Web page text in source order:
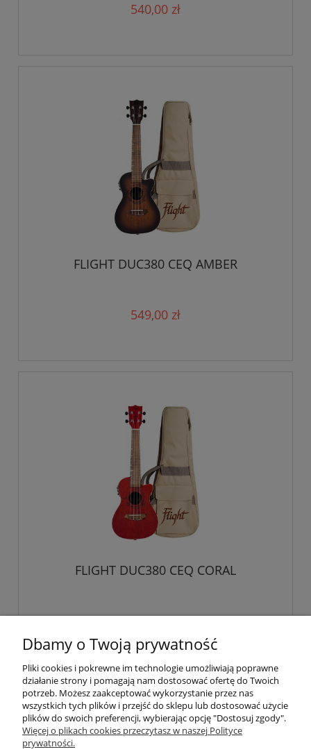
540,00 zł
FLIGHT DUC380 CEQ AMBER
549,00 zł
FLIGHT DUC380 CEQ CORAL
549,00 zł
« 1 2 3 4 »
Pomoc
Dbamy o Twoją prywatność
Pliki cookies i pokrewne im technologie umożliwiają poprawne
działanie strony i pomagają nam dostosować ofertę do Twoich
potrzeb. Możesz zaakceptować wykorzystanie przez nas
wszystkich tych plików i przejść do sklepu lub dostosować użycie
plików do swoich preferencji, wybierając opcję "Dostosuj zgody".
Więcej o plikach cookies przeczytasz w naszej Polityce
prywatności.